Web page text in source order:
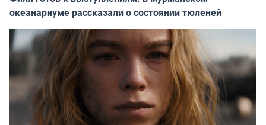
океанариуме рассказали о состоянии тюленей